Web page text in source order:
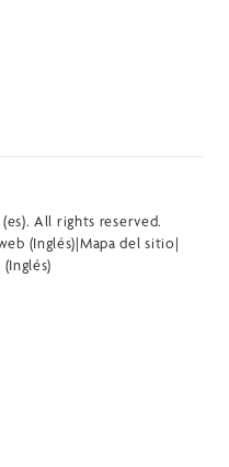
All rights reserved.
(Inglés)|Mapa del sitio|